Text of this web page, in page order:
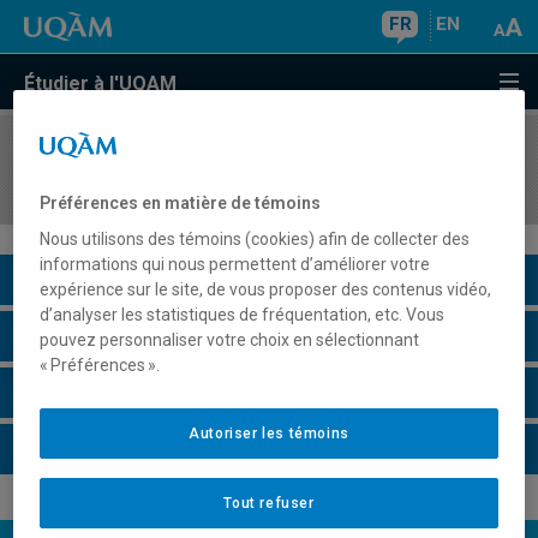
FR EN
Étudier à l'UQAM
COURS//
Description du cours
Horaire - Été 2026
Préférences en matière de témoins
Nous utilisons des témoins (cookies) afin de collecter des
informations qui nous permettent d’améliorer votre
expérience sur le site, de vous proposer des contenus vidéo,
d’analyser les statistiques de fréquentation, etc. Vous
pouvez personnaliser votre choix en sélectionnant
« Préférences ».
Tout refuser
Autoriser les témoins